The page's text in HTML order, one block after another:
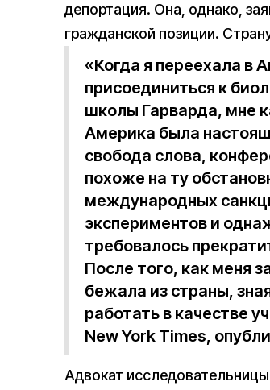
депортация. Она, однако,
гражданской позиции.
«Когда я переехала в
присоединиться к
школы Гарварда, мне
Америка была
свобода слова,
похоже на ту
международных
экспериментов и
требовалось
После того, как меня
бежала из страны,
работать в качестве
New York Times,
Адвокат